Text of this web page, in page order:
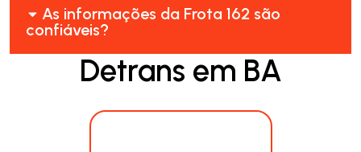
As informações da Frota 162 são
confiáveis?
Detrans em BA